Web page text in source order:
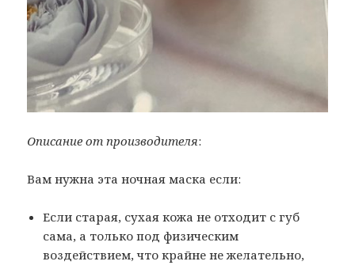
Описание от производителя:
Вам нужна эта ночная маска если:
Если старая, сухая кожа не отходит с губ
сама, а только под физическим
воздействием, что крайне не желательно,